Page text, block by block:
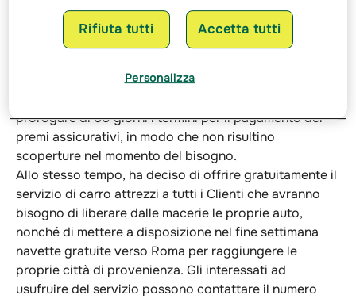
straordinario e accelerato grazie ad una task force
specializzata, finalizzata ad offrire un sopralluogo
liquidazioni anche in 48 ore dall’ispezione. Per tutti i
prorogare di 60 giorni i termini per il pagamento dei
premi assicurativi, in modo che non risultino
scoperture nel momento del bisogno.
Allo stesso tempo, ha deciso di offrire gratuitamente il
servizio di carro attrezzi a tutti i Clienti che avranno
bisogno di liberare dalle macerie le proprie auto,
nonché di mettere a disposizione nel fine settimana
navette gratuite verso Roma per raggiungere le
proprie città di provenienza. Gli interessati ad
usufruire del servizio possono contattare il numero
Rifiuta tutti Accetta tutti
Personalizza